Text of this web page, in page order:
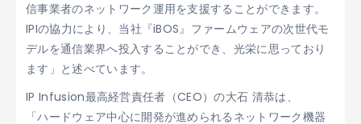
信事業者のネットワーク運用を支援することができます。
IPIの協力により、当社『iBOS』ファームウェアの次世代モ
デルを通信業界へ投入することができ、光栄に思っており
ます」と述べています。
IP Infusion最高経営責任者（CEO）の大石 清恭は、
「ハードウェア中心に開発が進められるネットワーク機器